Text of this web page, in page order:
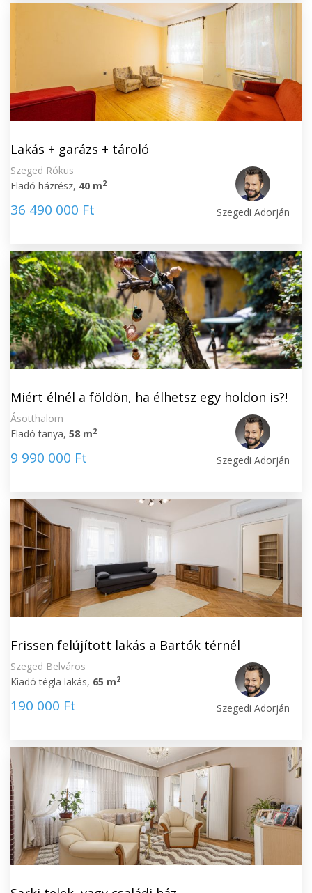
Lakás + garázs + tároló
Szeged Rókus
Eladó házrész, 40 m2
36 490 000 Ft Szegedi Adorján
Miért élnél a földön, ha élhetsz egy holdon is?!
Ásotthalom
Eladó tanya, 58 m2
9 990 000 Ft Szegedi Adorján
Frissen felújított lakás a Bartók térnél
Szeged Belváros
Kiadó tégla lakás, 65 m2
190 000 Ft Szegedi Adorján